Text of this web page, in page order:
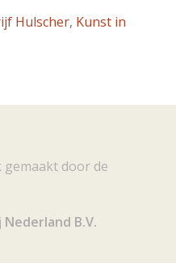
Hulscher, Kunst in
gemaakt door de
B.V.